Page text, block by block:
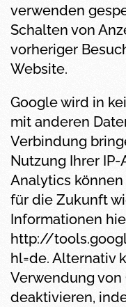
verwenden
Schalten von
vorheriger
Website.
Google wird in
mit anderen
Verbindung
Nutzung Ihrer
Analytics
für die Zukunft
Informationen
http://
hl=de. Alternativ
Verwendung
deaktivieren,